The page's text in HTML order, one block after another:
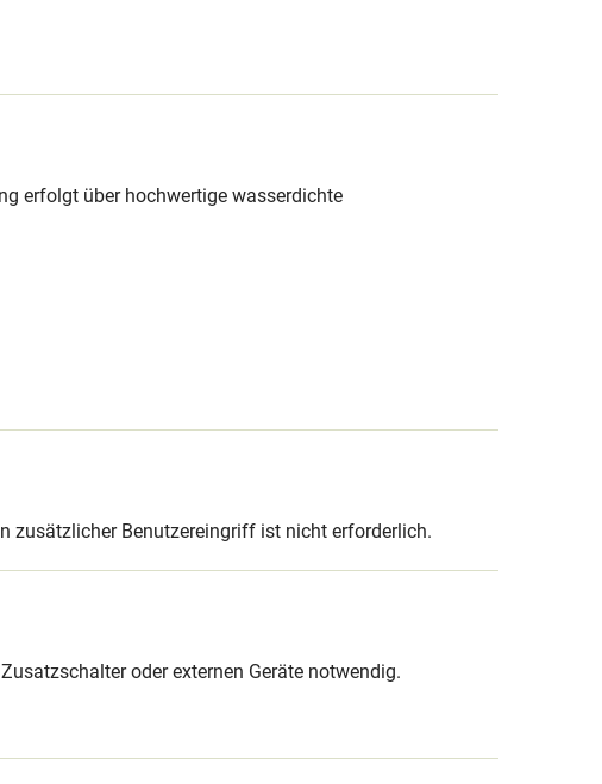
erfolgt über hochwertige wasserdichte
zusätzlicher Benutzereingriff ist nicht erforderlich.
oder externen Geräte notwendig.